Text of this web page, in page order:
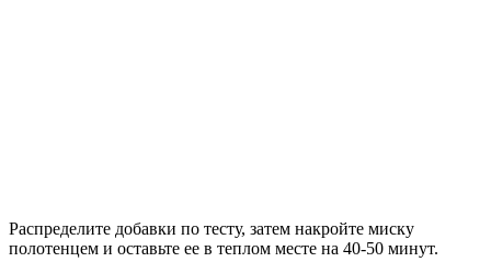
Распределите добавки по тесту, затем накройте миску
полотенцем и оставьте ее в теплом месте на 40-50 минут.